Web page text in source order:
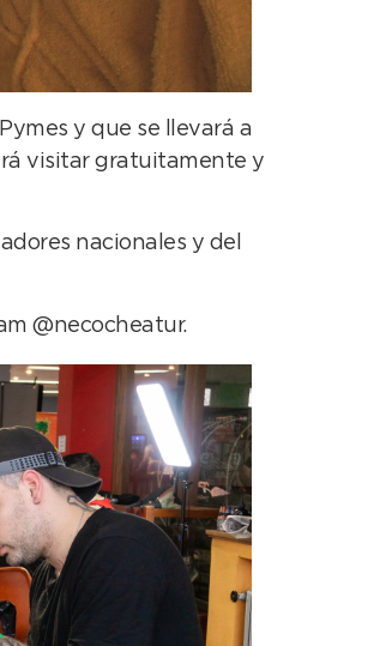
y que se llevará a
visitar gratuitamente y
nacionales y del
@necocheatur.